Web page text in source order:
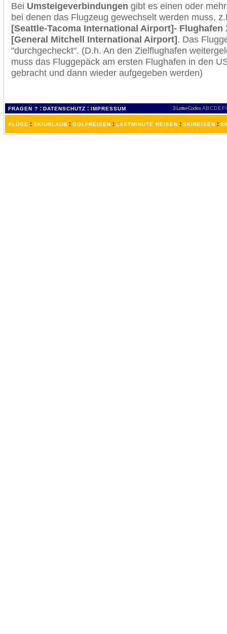
Bei Umsteigeverbindungen gibt es einen oder
bei denen das Flugzeug gewechselt werden muss,
[Seattle-Tacoma International Airport]- Flughafen
[General Mitchell International Airport]. Das
"durchgecheckt". (D.h. An den Zielflughafen
muss das Fluggepäck am ersten Flughafen in den
gebracht und dann wieder aufgegeben werden)
FRAGEN ? : DATENSCHUTZ : IMPRESSUM 3 Letter-Codes ABCDEF
FLÜGE : SKIURLAUB : GOLFREISEN : LASTMINUTE REISEN : SKIREISEN :